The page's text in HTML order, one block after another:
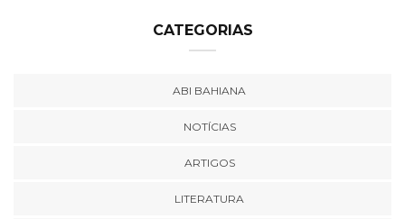
CATEGORIAS
ABI BAHIANA
NOTÍCIAS
ARTIGOS
LITERATURA